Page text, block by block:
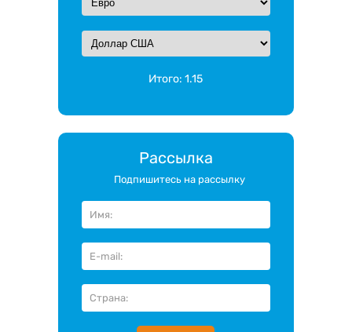
Итого:1.15
Рассылка
Подпишитесь на рассылку